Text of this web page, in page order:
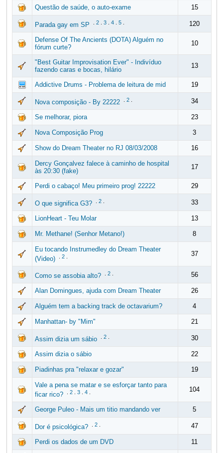
Questão de saúde, o auto-exame 15
Parada gay em SP 2. 3. 4. 5. 120
Defense Of The Ancients (DOTA) Alguém no
fórum curte?
10
"Best Guitar Improvisation Ever" - Indivíduo
fazendo caras e bocas, hilário
13
Addictive Drums - Problema de leitura de mid 19
Nova composição - By 22222 2. 34
Se melhorar, piora 23
Nova Composição Prog 3
Show do Dream Theater no RJ 08/03/2008 16
Dercy Gonçalvez falece à caminho de hospital
às 20:30 (fake)
17
Perdi o cabaço! Meu primeiro prog! 22222 29
O que significa G3? 2. 33
LionHeart - Teu Molar 13
Mr. Methane! (Senhor Metano!) 8
Eu tocando Instrumedley do Dream Theater
(Video)
2. 37
Como se assobia alto? 2. 56
Alan Domingues, ajuda com Dream Theater 26
Alguém tem a backing track de octavarium? 4
Manhattan- by "Mim" 21
Assim dizia um sábio 2. 30
Assim dizia o sábio 22
Piadinhas pra "relaxar e gozar" 19
Vale a pena se matar e se esforçar tanto para
ficar rico?
2. 3. 4. 104
George Puleo - Mais um titio mandando ver 5
Dor é psicológica? 2. 47
Perdi os dados de um DVD 11